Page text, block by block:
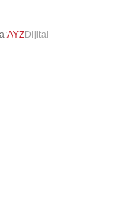
AYZDijital